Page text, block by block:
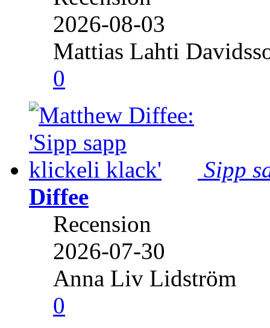
2026-08-03
Mattias Lahti
0
Sipp
Diffee
Recension
2026-07-30
Anna Liv Lidström
0